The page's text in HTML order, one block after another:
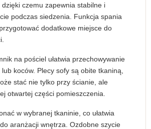
czemu zapewnia stabilne i
podczas siedzenia. Funkcja spania
dodatkowe miejsce do
na pościel ułatwia przechowywanie
lub koców. Plecy sofy są obite tkaniną,
stać nie tylko przy ścianie, ale
otwartej części pomieszczenia.
w wybranej tkaninie, co ułatwia
aranżacji wnętrza. Ozdobne szycie